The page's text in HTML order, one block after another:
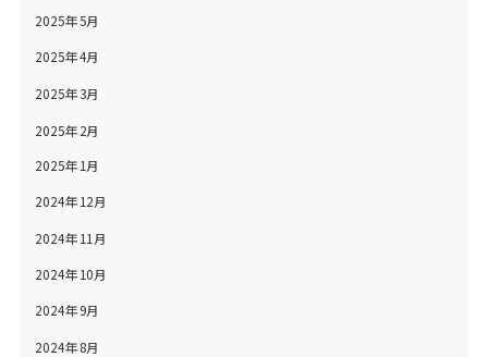
2025年5月
2025年4月
2025年3月
2025年2月
2025年1月
2024年12月
2024年11月
2024年10月
2024年9月
2024年8月